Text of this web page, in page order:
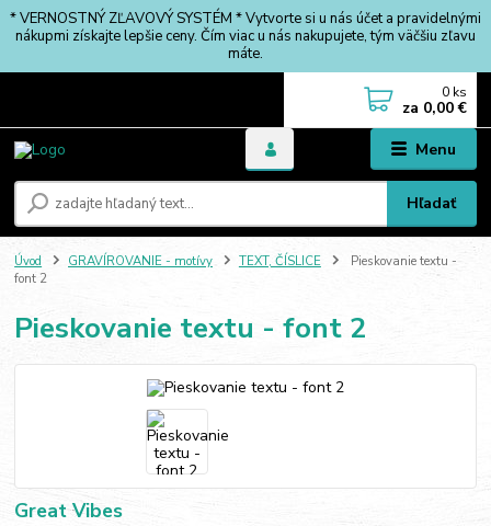
* VERNOSTNÝ ZĽAVOVÝ SYSTÉM * Vytvorte si u nás účet a pravidelnými
nákupmi získajte lepšie ceny. Čím viac u nás nakupujete, tým väčšiu zľavu
máte.
Menu
Hľadať
0 ks
za 0,00 €
Úvod GRAVÍROVANIE - motívy TEXT, ČÍSLICE
Pieskovanie textu -
font 2
Pieskovanie textu - font 2
Great Vibes